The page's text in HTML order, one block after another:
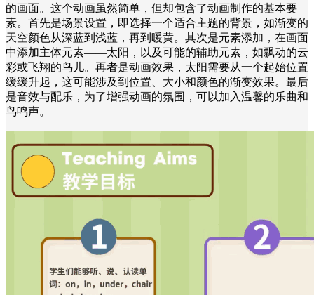
的画面。这个动画虽然简单，但却包含了动画制作的基本要
素。首先是场景设置，即选择一个适合主题的背景，如渐变的
天空颜色从深蓝到浅蓝，再到暖黄。其次是元素添加，在画面
中添加主体元素——太阳，以及可能的辅助元素，如飘动的云
彩或飞翔的鸟儿。再者是动画效果，太阳需要从一个起始位置
缓缓升起，这可能涉及到位置、大小和颜色的渐变效果。最后
是音效与配乐，为了增强动画的氛围，可以加入温馨的乐曲和
鸟鸣声。